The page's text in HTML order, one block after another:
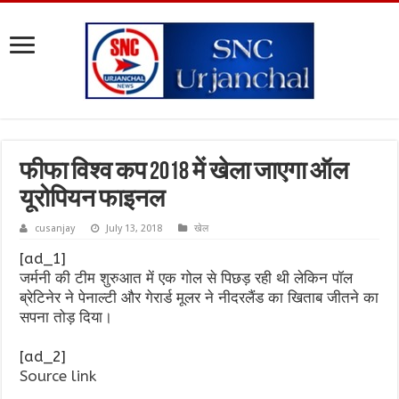
फीफा विश्व कप 2018 में खेला जाएगा ऑल
यूरोपियन फाइनल
cusanjay July 13, 2018 खेल
[ad_1]
जर्मनी की टीम शुरुआत में एक गोल से पिछड़ रही थी लेकिन पॉल
ब्रेटिनेर ने पेनाल्टी और गेरार्ड मूलर ने नीदरलैंड का खिताब जीतने का
सपना तोड़ दिया।
[ad_2]
Source link